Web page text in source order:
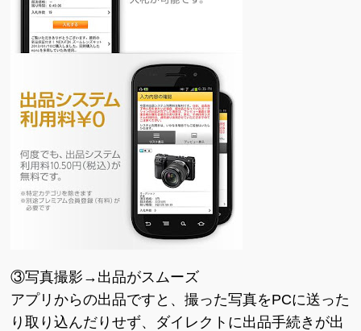
③写真撮影→出品がスムーズ
アプリからの出品ですと、撮った写真をPCに送った
り取り込んだりせず、ダイレクトに出品手続きが出